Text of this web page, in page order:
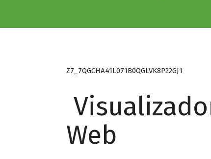
Z7_7QGCHA41L071B0QGLVK8P22GJ1
Web